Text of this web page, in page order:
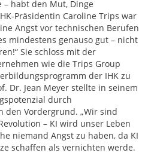
habt den Mut, Dinge
Präsidentin Caroline Trips war
Angst vor technischen Berufen
mindestens genauso gut – nicht
Sie schloss mit der
wie die Trips Group
der IHK zu
Dr. Jean Meyer stellte in seinem
durch
den Vordergrund. „Wir sind
– KI wird unser Leben
niemand Angst zu haben, da KI
schaffen als vernichten werde.